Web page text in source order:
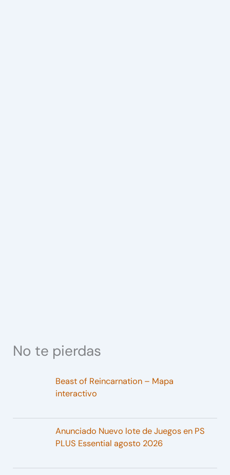
No te pierdas
Beast of Reincarnation – Mapa
interactivo
Anunciado Nuevo lote de Juegos en PS
PLUS Essential agosto 2026